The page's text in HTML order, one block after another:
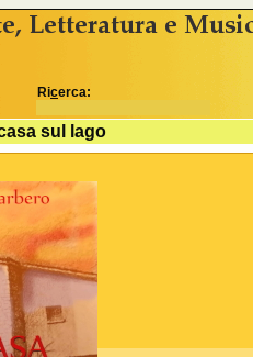
Ricerca:
sul lago
idSezione come variabili js %>